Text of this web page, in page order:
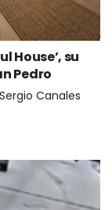
House’, su
Pedro
Canales